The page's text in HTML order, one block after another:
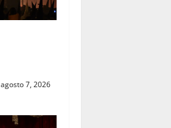
agosto 7, 2026